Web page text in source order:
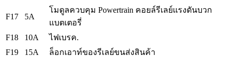
F17 5A
โมดูลควบคุม Powertrain คอยล์รีเลย์แรงดันบวก
แบตเตอรี่
F18
10A
ไฟเบรค.
F19
15A
ล็อกเอาท์ของรีเลย์ขนส่งสินค้า